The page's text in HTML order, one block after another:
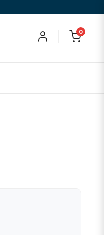
0